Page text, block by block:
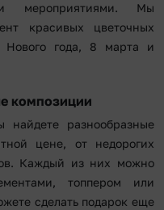
мероприятиями. Мы
красивых цветочных
Нового года, 8 марта и
композиции
разнообразные
цене, от недорогих
Каждый из них можно
топпером или
сделать подарок еще